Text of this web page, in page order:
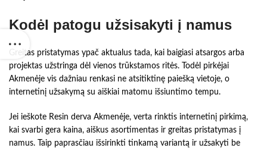
Kodėl patogu užsisakyti į namus
Greitas pristatymas ypač aktualus tada, kai baigiasi atsargos arba
projektas užstringa dėl vienos trūkstamos ritės. Todėl pirkėjai
Akmenėje vis dažniau renkasi ne atsitiktinę paiešką vietoje, o
internetinį užsakymą su aiškiai matomu išsiuntimo tempu.
Jei ieškote Resin derva Akmenėje, verta rinktis internetinį pirkimą,
kai svarbi gera kaina, aiškus asortimentas ir greitas pristatymas į
namus. Taip paprasčiau išsirinkti tinkamą variantą ir užsakyti be